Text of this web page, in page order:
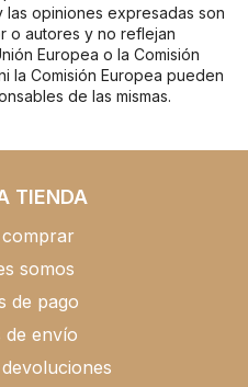
opiniones expresadas son
o autores y no reflejan
Europea o la Comisión
la Comisión Europea pueden
de las mismas.
TIENDA
somos
de pago
de envío